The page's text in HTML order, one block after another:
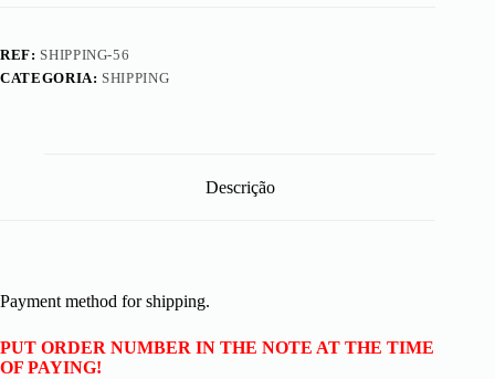
REF: SHIPPING-56
CATEGORIA: SHIPPING
Descrição
Payment method for shipping.
PUT ORDER NUMBER IN THE NOTE AT THE TIME
OF PAYING!